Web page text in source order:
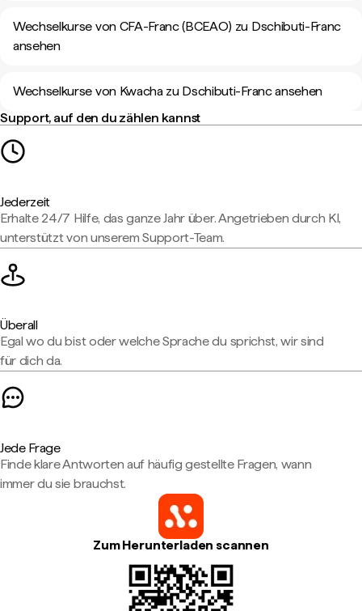
Wechselkurse von CFA-Franc (BCEAO) zu Dschibuti-Franc
ansehen
Wechselkurse von Kwacha zu Dschibuti-Franc ansehen
Support, auf den du zählen kannst
Jederzeit
Erhalte 24/7 Hilfe, das ganze Jahr über. Angetrieben durch KI,
unterstützt von unserem Support-Team.
Überall
Egal wo du bist oder welche Sprache du sprichst, wir sind
für dich da.
Jede Frage
Finde klare Antworten auf häufig gestellte Fragen, wann
immer du sie brauchst.
Zum Herunterladen scannen